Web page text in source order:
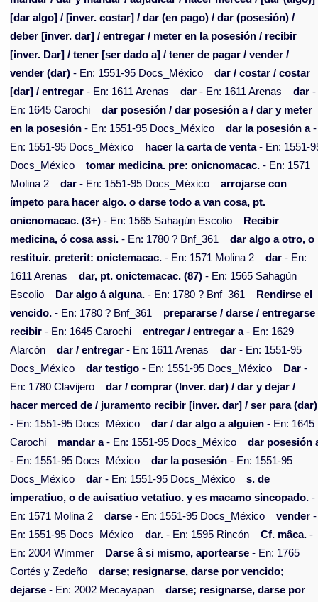
[dar algo] / [inver. costar] / dar (en pago) / dar (posesión) /
deber [inver. dar] / entregar / meter en la posesión / recibir
[inver. Dar] / tener [ser dado a] / tener de pagar / vender /
vender (dar) - En: 1551-95 Docs_México
dar / costar / costar
[dar] / entregar - En: 1611 Arenas dar - En: 1611 Arenas dar -
En: 1645 Carochi
dar posesión / dar posesión a / dar y meter
en la posesión - En: 1551-95 Docs_México dar la posesión a-
En: 1551-95 Docs_México
hacer la carta de venta- En: 1551-
Docs_México
tomar medicina. pre: onicnomacac. - En: 1571
Molina 2
dar - En: 1551-95 Docs_México
arrojarse con
ímpeto para hacer algo. o darse todo a van cosa, pt.
onicnomacac. (3+) - En: 1565 Sahagún Escolio
Recibir
medicina, ó cosa assi. - En: 1780 ? Bnf_361
dar algo a otro, o
restituir. preterit: onictemacac. - En: 1571 Molina 2 dar - En:
1611 Arenas
dar, pt. onictemacac. (87) - En: 1565 Sahagún
Escolio
Dar algo á alguna. - En: 1780 ? Bnf_361
Rendirse el
vencido. - En: 1780 ? Bnf_361
prepararse / darse / entregarse
recibir - En: 1645 Carochi entregar / entregar a- En: 1629
Alarcón
dar / entregar - En: 1611 Arenas dar - En: 1551-95
Docs_México
dar testigo - En: 1551-95 Docs_México Dar -
En: 1780 Clavijero
dar / comprar (Inver. dar) / dar y dejar /
hacer merced de / juramento recibir [inver. dar] / ser para (dar)
- En: 1551-95 Docs_México
dar / dar algo a alguien - En: 1645
Carochi
mandar a- En: 1551-95 Docs_México
dar posesión
- En: 1551-95 Docs_México
dar la posesión - En: 1551-95
Docs_México
dar - En: 1551-95 Docs_México
s. de
imperatiuo, o de auisatiuo vetatiuo. y es macamo sincopado. -
En: 1571 Molina 2
darse - En: 1551-95 Docs_México vender -
En: 1551-95 Docs_México
dar. - En: 1595 Rincón Cf. mâca. -
En: 2004 Wimmer
Darse â si mismo, aportearse - En: 1765
Cortés y Zedeño
darse; resignarse, darse por vencido;
dejarse - En: 2002 Mecayapan
darse; resignarse, darse por